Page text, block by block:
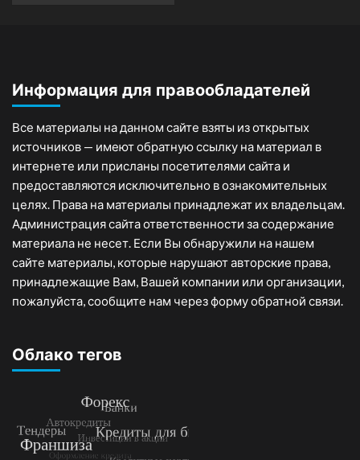
Информация для правообладателей
Все материалы на данном сайте взяты из открытых
источников — имеют обратную ссылку на материал в
интернете или присланы посетителями сайта и
предоставляются исключительно в ознакомительных
целях. Права на материалы принадлежат их владельцам.
Администрация сайта ответственности за содержание
материала не несет. Если Вы обнаружили на нашем
сайте материалы, которые нарушают авторские права,
принадлежащие Вам, Вашей компании или организации,
пожалуйста, сообщите нам через форму обратной связи.
Облако тегов